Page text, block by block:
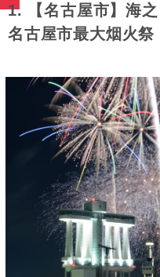
1. 【名古屋市】海
名古屋市最大烟火祭